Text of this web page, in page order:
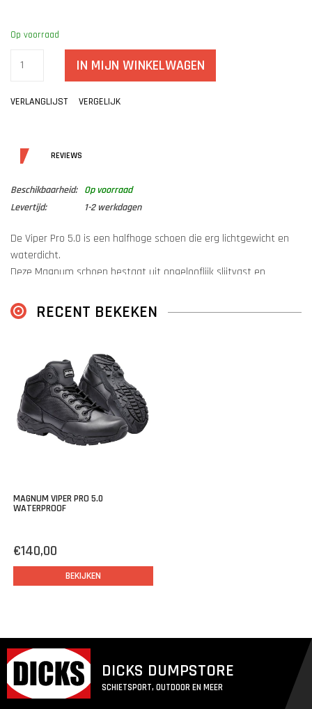
Op voorraad
IN MIJN WINKELWAGEN
VERLANGLIJST VERGELIJK
DETAILSREVIEWS
Beschikbaarheid:
Op voorraad
Levertijd:
1-2 werkdagen
De Viper Pro 5.0 is een halfhoge schoen die erg lichtgewicht en
waterdicht.
Deze Magnum schoen bestaat uit ongelooflijk slijtvast en
Naast dat deze schoen door zijn demping in de zool zeer
comfortabel zit wordt hij ook geprezen om zijn duurzaamheid.
Hoog-tractie carbon rubberen buitenzool voor extreme grip
EVA tussenzool voor extra comfort voor de voeten
Stoer en stevig aan de buitenkant, zacht en kussens aan de
binnenkant
Vocht afvoerende voering om transpiratie te absorberen
getest en gecertificeerd volgens de Europese norm EN 20347
voor werkschoenen met SRA slip-weerstand
RECENT BEKEKEN
MAGNUM VIPER PRO 5.0
WATERPROOF
€140,00
BEKIJKEN
DICKS DUMPSTORE
SCHIETSPORT, OUTDOOR EN MEER